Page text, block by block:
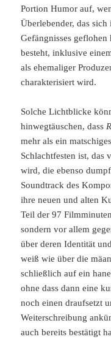
Portion Humor auf,
Überlebender, das
Gefängnisses
besteht, inklusive
als ehemaliger
charakterisiert wird.
Solche Lichtblicke
hinwegtäuschen, dass
mehr als ein
Schlachtfesten ist, das
wird, die ebenso
Soundtrack des
ihre neuen und alten
Teil der 97
sondern vor allem
über deren Identität
weiß wie über die
schließlich auf ein
ohne dass dann eine
noch einen draufsetzt
Weiterschreibung
auch bereits bestätigt